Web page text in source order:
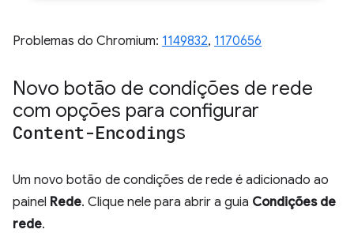
Problemas do Chromium: 1149832, 1170656
Novo botão de condições de rede
com opções para configurar
Content-Encodings
Um novo botão de condições de rede é adicionado ao
painel Rede. Clique nele para abrir a guia Condições de
rede.